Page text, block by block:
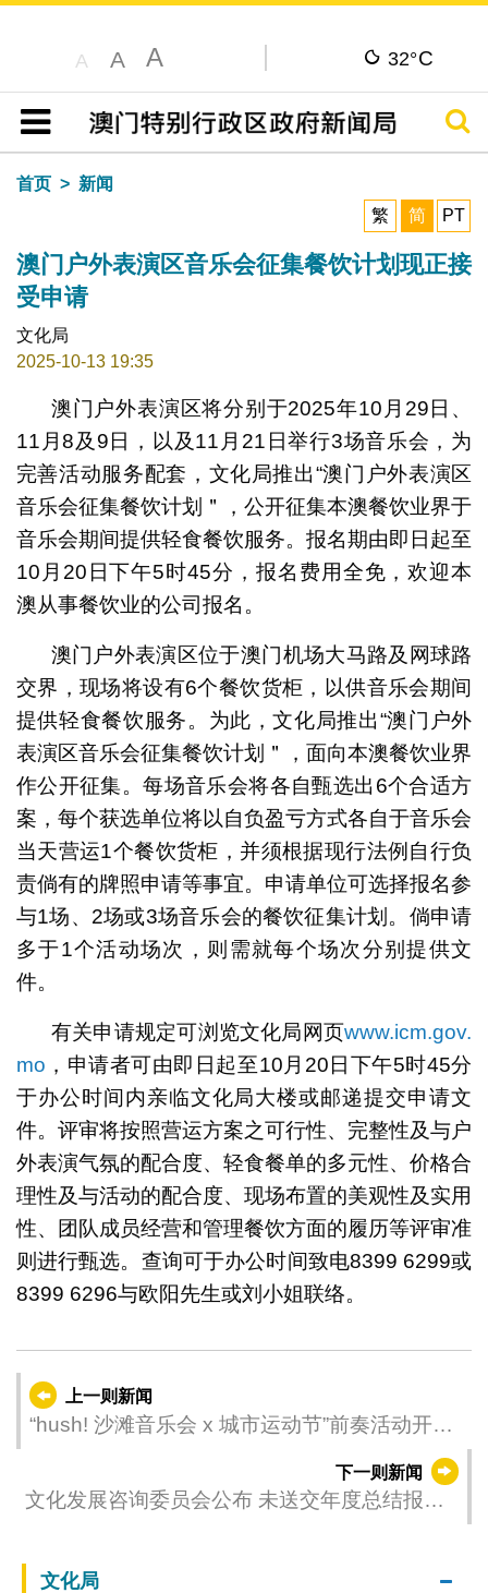
A A A 32°C
目录
搜寻
首页
新闻
繁
简 PT
澳门户外表演区音乐会征集餐饮计划现正接
受申请
文化局
2025-10-13 19:35
澳门户外表演区将分别于2025年10月29日、
11月8及9日，以及11月21日举行3场音乐会，为
完善活动服务配套，文化局推出“澳门户外表演区
音乐会征集餐饮计划＂，公开征集本澳餐饮业界于
音乐会期间提供轻食餐饮服务。报名期由即日起至
10月20日下午5时45分，报名费用全免，欢迎本
澳从事餐饮业的公司报名。
澳门户外表演区位于澳门机场大马路及网球路
交界，现场将设有6个餐饮货柜，以供音乐会期间
提供轻食餐饮服务。为此，文化局推出“澳门户外
表演区音乐会征集餐饮计划＂，面向本澳餐饮业界
作公开征集。每场音乐会将各自甄选出6个合适方
案，每个获选单位将以自负盈亏方式各自于音乐会
当天营运1个餐饮货柜，并须根据现行法例自行负
责倘有的牌照申请等事宜。申请单位可选择报名参
与1场、2场或3场音乐会的餐饮征集计划。倘申请
多于1个活动场次，则需就每个场次分别提供文
件。
有关申请规定可浏览文化局网页www.icm.gov.
mo ，申请者可由即日起至10月20日下午5时45分
于办公时间内亲临文化局大楼或邮递提交申请文
件。评审将按照营运方案之可行性、完整性及与户
外表演气氛的配合度、轻食餐单的多元性、价格合
理性及与活动的配合度、现场布置的美观性及实用
性、团队成员经营和管理餐饮方面的履历等评审准
则进行甄选。查询可于办公时间致电8399 6299或
8399 6296与欧阳先生或刘小姐联络。
上一则新闻
“hush! 沙滩音乐会 x 城市运动节”前奏活动开
下一则新闻
文化发展咨询委员会公布 未送交年度总结报告
文化局